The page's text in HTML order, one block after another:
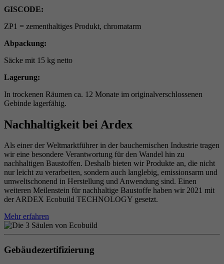
GISCODE:
ZP1 = zementhaltiges Produkt, chromatarm
Abpackung:
Säcke mit 15 kg netto
Lagerung:
In trockenen Räumen ca. 12 Monate im originalverschlossenen
Gebinde lagerfähig.
Nachhaltigkeit bei Ardex
Als einer der Weltmarktführer in der bauchemischen Industrie tragen
wir eine besondere Verantwortung für den Wandel hin zu
nachhaltigen Baustoffen. Deshalb bieten wir Produkte an, die nicht
nur leicht zu verarbeiten, sondern auch langlebig, emissionsarm und
umweltschonend in Herstellung und Anwendung sind. Einen
weiteren Meilenstein für nachhaltige Baustoffe haben wir 2021 mit
der ARDEX Ecobuild TECHNOLOGY gesetzt.
Mehr erfahren
Gebäudezertifizierung